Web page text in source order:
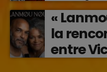
«
la
entre